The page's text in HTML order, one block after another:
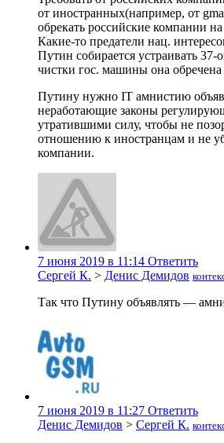
от иностранных(например, от
обрекать российские компании
Какие-то предатели нац.
Путин собирается устраивать 37-
чистки гос. машины она обречена
Путину нужно IT амнистию
неработающие законы
утратившими силу, чтобы не
отношению к иностранцам и не
компании.
7 июня 2019 в 11:14 Ответить
Сергей К. > Денис Демидов
Так что Путину объявлять —
7 июня 2019 в 11:27 Ответить
Денис Демидов > Сергей К.